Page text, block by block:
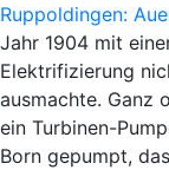
Ruppoldingen:
Jahr 1904 mit
Elektrifizierung
ausmachte. Ganz
ein Turbinen-
Born gepumpt,